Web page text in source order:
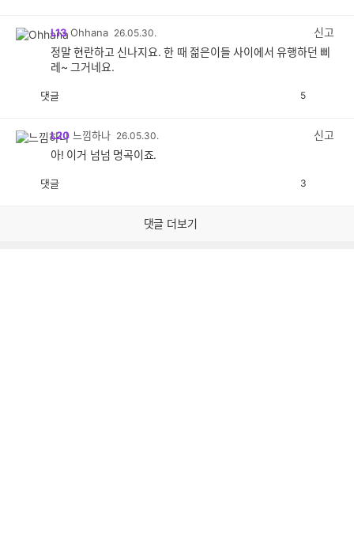
L13 Ohhana 26.05.30.
신고
정말 현란하고 신나지요. 한 때 젊은이들 사이에서 유행하던 삐
레~ 그거네요.
댓글 5
L20 느낌하나 26.05.30.
신고
아! 이거 넘넘 명곡이죠.
댓글 3
댓글 더보기